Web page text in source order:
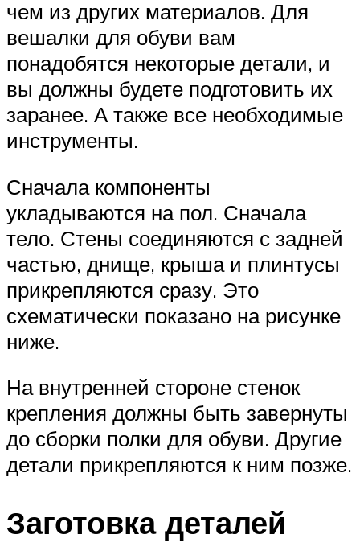
чем из других материалов. Для
вешалки для обуви вам
понадобятся некоторые детали, и
вы должны будете подготовить их
заранее. А также все необходимые
инструменты.
Сначала компоненты
укладываются на пол. Сначала
тело. Стены соединяются с задней
частью, днище, крыша и плинтусы
прикрепляются сразу. Это
схематически показано на рисунке
ниже.
На внутренней стороне стенок
крепления должны быть завернуты
до сборки полки для обуви. Другие
детали прикрепляются к ним позже.
Заготовка деталей